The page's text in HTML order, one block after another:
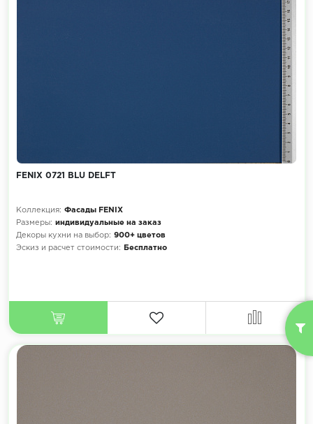
FENIX 0721 BLU DELFT
Коллекция: Фасады FENIX
Размеры: индивидуальные на заказ
Декоры кухни на выбор: 900+ цветов
Эскиз и расчет стоимости:
Бесплатно